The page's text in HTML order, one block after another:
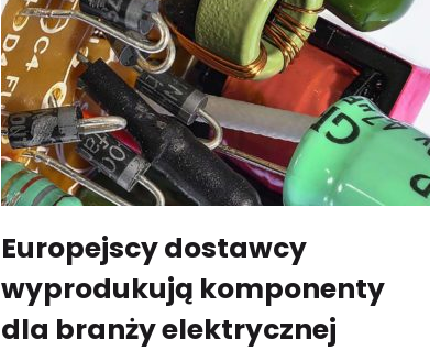
Europejscy dostawcy
wyprodukują komponenty
dla branży elektrycznej